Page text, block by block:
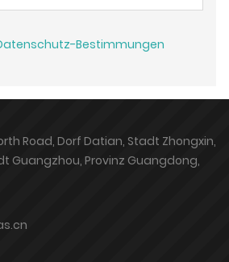
Bestimmungen
Road, Dorf Datian, Stadt Zhongxin,
Guangzhou, Provinz Guangdong,